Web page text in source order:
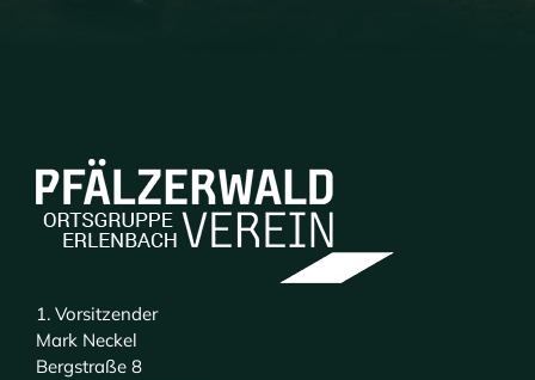
1. Vorsitzender
Mark Neckel
Bergstraße 8